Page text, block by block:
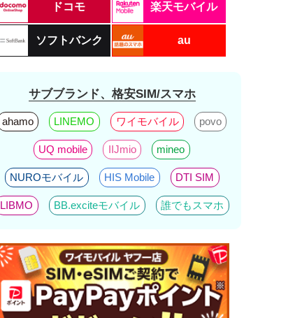
ドコモ 楽天モバイル
ソフトバンク au
サブブランド、格安SIM/スマホ
ahamo LINEMO ワイモバイル povo
UQ mobile IIJmio mineo
NUROモバイル HIS Mobile DTI SIM
LIBMO BB.exciteモバイル 誰でもスマホ